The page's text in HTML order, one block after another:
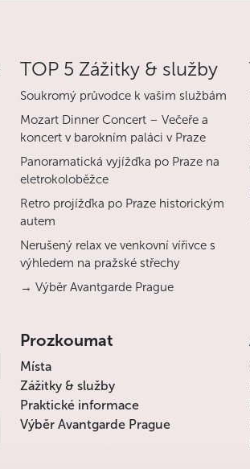
TOP 5 Zážitky & služby
Soukromý průvodce k vašim službám
Mozart Dinner Concert – Večeře a
koncert v barokním paláci v Praze
Panoramatická vyjížďka po Praze na
eletrokoloběžce
Retro projížďka po Praze historickým
autem
Nerušený relax ve venkovní vířivce s
výhledem na pražské střechy
→ Výběr Avantgarde Prague
Prozkoumat
Místa
Zážitky & služby
Praktické informace
Výběr Avantgarde Prague